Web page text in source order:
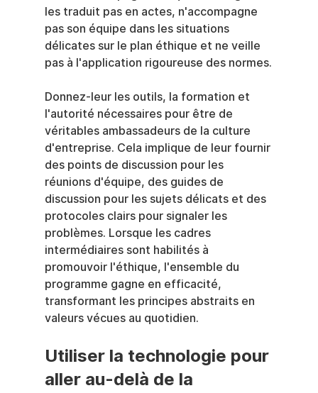
les traduit pas en actes, n'accompagne
pas son équipe dans les situations
délicates sur le plan éthique et ne veille
pas à l'application rigoureuse des normes.
Donnez-leur les outils, la formation et
l'autorité nécessaires pour être de
véritables ambassadeurs de la culture
d'entreprise. Cela implique de leur fournir
des points de discussion pour les
réunions d'équipe, des guides de
discussion pour les sujets délicats et des
protocoles clairs pour signaler les
problèmes. Lorsque les cadres
intermédiaires sont habilités à
promouvoir l'éthique, l'ensemble du
programme gagne en efficacité,
transformant les principes abstraits en
valeurs vécues au quotidien.
Utiliser la technologie pour
aller au-delà de la